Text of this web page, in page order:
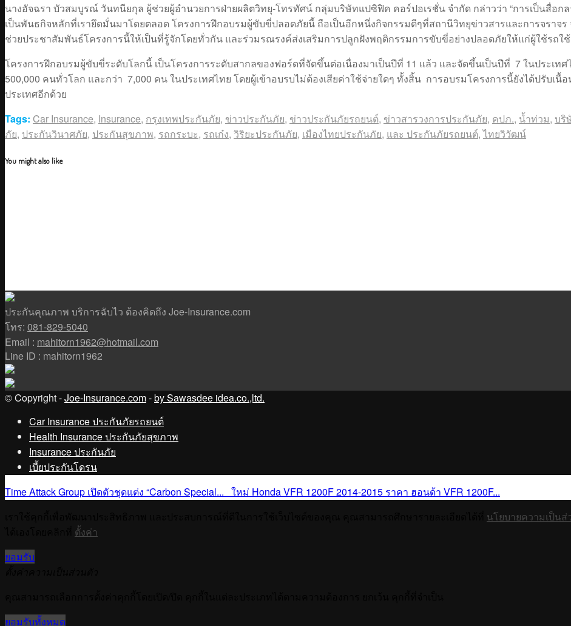
นางอัจฉรา บัวสมบูรณ์ วันทนียกุล ผู้ช่วยผู้อำนวยการฝ่ายผลิตวิทยุ-โทรทัศน์ กลุ่มบริษัทแปซิฟิค คอร์ปอเรชั่น จำกัด กล่าวว่า “การเป็นสื่อก
เป็นพันธกิจหลักที่เรายึดมั่นมาโดยตลอด โครงการฝึกอบรมผู้ขับขี่ปลอดภัยนี้ ถือเป็นอีกหนึ่งกิจกรรมดีๆที่สถานีวิทยุข่าวสารและการจราจร
ช่วยประชาสัมพันธ์โครงการนี้ให้เป็นที่รู้จักโดยทั่วกัน และร่วมรณรงค์ส่งเสริมการปลูกฝังพฤติกรรมการขับขี่อย่างปลอดภัยให้แก่ผู้ใช้รถใ
โครงการฝึกอบรมผู้ขับขี่ระดับโลกนี้ เป็นโครงการระดับสากลของฟอร์ดที่จัดขึ้นต่อเนื่องมาเป็นปีที่ 11 แล้ว และจัดขึ้นเป็นปีที่ 7 ในประเท
500,000 คนทั่วโลก และกว่า 7,000 คน ในประเทศไทย โดยผู้เข้าอบรบไม่ต้องเสียค่าใช้จ่ายใดๆ ทั้งสิ้น การอบรมโครงการนี้ยังได้ปรับเ
ประเทศอีกด้วย
Tags: Car Insurance, Insurance, กรุงเทพประกันภัย, ข่าวประกันภัย, ข่าวประกันภัยรถยนต์, ข่าวสารวงการประกันภัย, คปภ., น้ำท่วม, บริ
ภัย, ประกันวินาศภัย, ประกันสุขภาพ, รถกระบะ, รถเก๋ง, วิริยะประกันภัย, เมืองไทยประกันภัย, และ ประกันภัยรถยนต์,ไทยวิวัฒน์
You might also like
ประกันคุณภาพ บริการฉับไว ต้องคิดถึง Joe-Insurance.com
โทร: 081-829-5040
Email : mahitorn1962@hotmail.com
Line ID : mahitorn1962
© Copyright -Joe-Insurance.com-by Sawasdee idea.co.,ltd.
Car Insurance ประกันภัยรถยนต์
Health Insurance ประกันภัยสุขภาพ
Insurance ประกันภัย
เบี้ยประกันโดรน
Time Attack Group เปิดตัวชุดแต่ง “Carbon Special... ใหม่ Honda VFR 1200F 2014-2015 ราคา ฮอนด้า VFR 1200F...
นโยบายความเป็นส่
ตั้งค่า
ยอมรับ
ยอมรับทั้งหมด